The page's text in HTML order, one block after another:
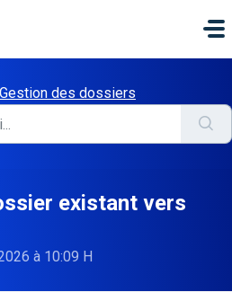
Gestion des dossiers
existant vers
à 10:09 H